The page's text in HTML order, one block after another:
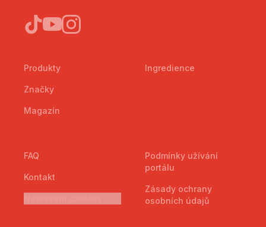
Produkty
Značky
Magazín
Ingredience
FAQ
Kontakt
Podmínky užívání
portálu
Zásady ochrany
osobních údajů